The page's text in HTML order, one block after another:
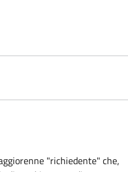
"richiedente" che,